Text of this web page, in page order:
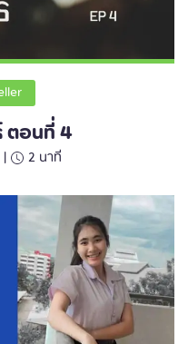
ตอนที่ 4
| 2 นาที